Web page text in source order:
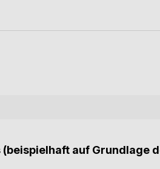
auf Grundlage